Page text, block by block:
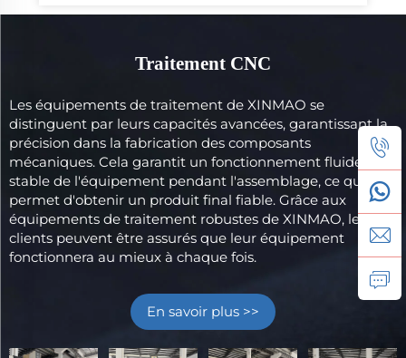
Traitement CNC
Les équipements de traitement de XINMAO se
distinguent par leurs capacités avancées, garantissant la
précision dans la fabrication des composants
mécaniques. Cela garantit un fonctionnement fluide et
stable de l'équipement pendant l'assemblage, ce qui
permet d'obtenir un produit final fiable. Grâce aux
équipements de traitement robustes de XINMAO, les
clients peuvent être assurés que leur équipement
fonctionnera au mieux à chaque fois.
En savoir plus >>